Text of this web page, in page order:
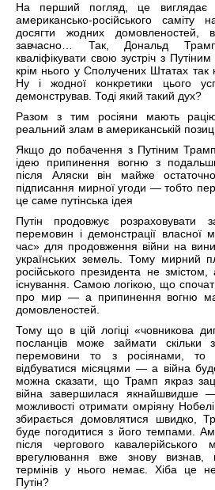
На перший погляд, це
американсько-російського
досягти жодних домовленостей,
завчасно… Так, Дональд
кваліфікувати свою зустріч з
крім нього у Сполучених Штатах так
Ну і жодної конкретики цього
демонстрував. Тоді який такий дух?
Разом з тим росіяни мають
реальний злам в американській
Якщо до побачення з Путіним
ідею припинення вогню з
після Аляски він майже
підписання мирної угоди — тобто
це саме путінська ідея
Путін продовжує
перемовин і демонстрації власної
час» для продовження війни на
українських земель. Тому мирний
російського президента не
існування. Самою логікою, що
про мир — а припинення вогню
домовленостей.
Тому що в цій логіці «човникова
посланців може займати скільки
перемовини то з росіянами, то
відбуватися місяцями — а війна
можна сказати, що Трамп якраз
війна завершилася якнайшвидше
можливості отримати омріяну
збирається домовлятися швидко,
буде погодитися з його темпами.
після чергового
врегулювання вже знову визнав,
термінів у нього немає. Хіба це
Путін?